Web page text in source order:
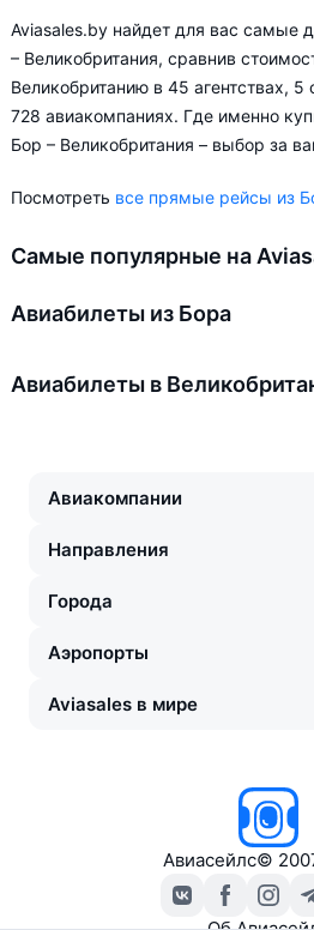
Aviasales.by найдет для вас самые
– Великобритания, сравнив
Великобританию в 45 агентствах,
728 авиакомпаниях. Где именно
Бор – Великобритания – выбор за
Посмотреть все прямые рейсы из
Самые популярные на
Авиабилеты из Бора
Авиабилеты в
Авиакомпании
Направления
Города
Аэропорты
Aviasales в мире
Авиасейлс©